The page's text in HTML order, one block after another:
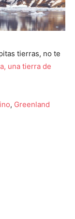
tierras, no te
una tierra de
, Greenland